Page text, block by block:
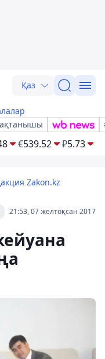
Қаз
€539.52 ₽5.73
Zakon.kz
21:53, 07 желтоқсан 2017